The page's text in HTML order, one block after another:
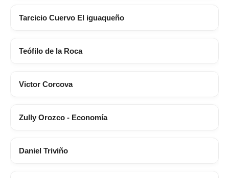
Tarcicio Cuervo El iguaqueño
Teófilo de la Roca
Victor Corcova
Zully Orozco - Economía
Daniel Triviño